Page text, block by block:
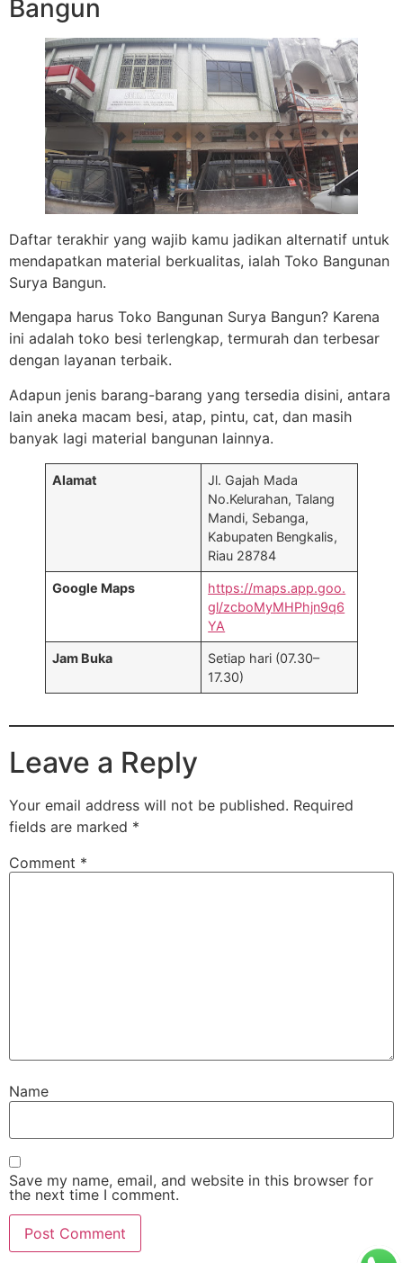
Bangun
Daftar terakhir yang wajib kamu jadikan alternatif untuk
mendapatkan material berkualitas, ialah Toko Bangunan
Surya Bangun.
Mengapa harus Toko Bangunan Surya Bangun? Karena
ini adalah toko besi terlengkap, termurah dan terbesar
dengan layanan terbaik.
Adapun jenis barang-barang yang tersedia disini, antara
lain aneka macam besi, atap, pintu, cat, dan masih
banyak lagi material bangunan lainnya.
Alamat
Jl. Gajah Mada
No.Kelurahan, Talang
Mandi, Sebanga,
Kabupaten Bengkalis,
Riau 28784
Google Maps
https://maps.app.goo.
gl/zcboMyMHPhjn9q6
YA
Jam Buka
Setiap hari (07.30–
17.30)
Leave a Reply
Your email address will not be published. Required
fields are marked *
Comment *
Name
Save my name, email, and website in this browser for
the next time I comment.